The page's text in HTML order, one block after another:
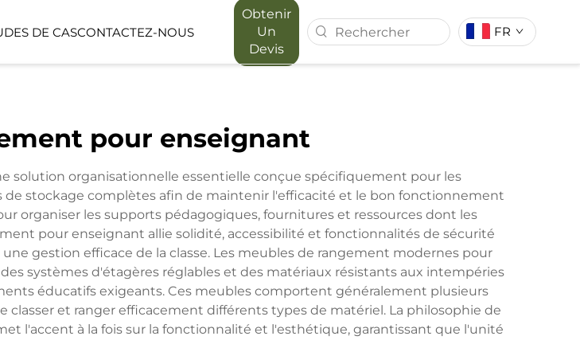
DE CASCONTACTEZ-NOUS
Obtenir
Un
Devis
FR
pour enseignant
solution organisationnelle essentielle conçue spécifiquement pour les
stockage complètes afin de maintenir l'efficacité et le bon fonctionnement
organiser les supports pédagogiques, fournitures et ressources dont les
pour enseignant allie solidité, accessibilité et fonctionnalités de sécurité
gestion efficace de la classe. Les meubles de rangement modernes pour
systèmes d'étagères réglables et des matériaux résistants aux intempéries
éducatifs exigeants. Ces meubles comportent généralement plusieurs
et ranger efficacement différents types de matériel. La philosophie de
l'accent à la fois sur la fonctionnalité et l'esthétique, garantissant que l'unité